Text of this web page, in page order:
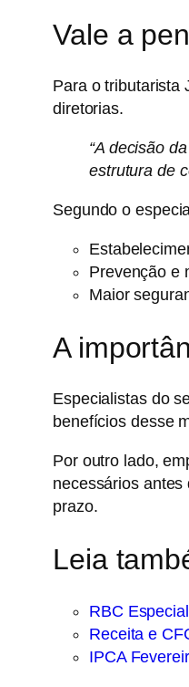
Vale a
Para o tributarista
diretorias.
“A decisão
estrutura de
Segundo o
Prevenção e
Maior
A
Especialistas do
benefícios desse
Por outro lado,
necessários
prazo.
Leia
RBC
Receita e
IPCA